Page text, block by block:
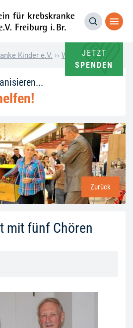
JETZT
SPENDEN
Kinder e.V. ›› Wie andere helfen
mit fünf Chören
Zurück